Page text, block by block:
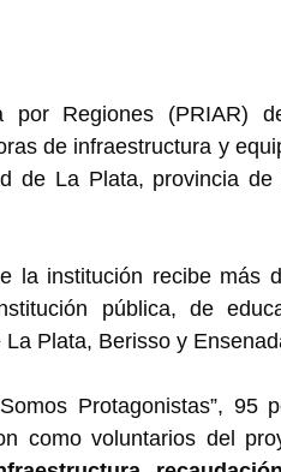
Regiones (PRIAR)
de infraestructura y
de La Plata, provincia de
la institución recibe más
pública, de
Plata, Berisso y
Protagonistas”, 95
como voluntarios del